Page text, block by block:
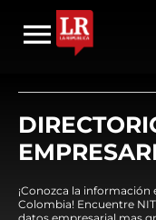
¡Conozca la
Colombia! Encuentre